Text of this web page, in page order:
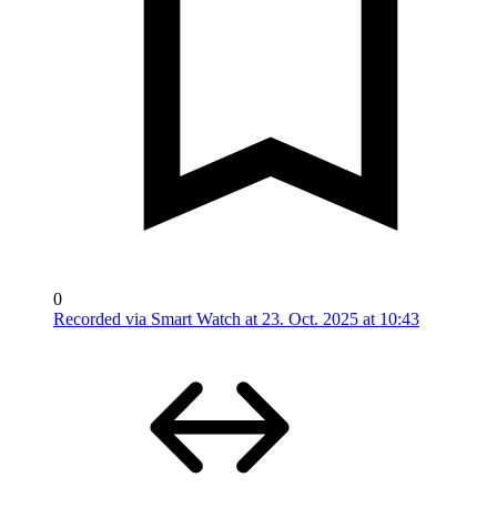
0
Recorded via Smart Watch at 23. Oct. 2025 at 10:43